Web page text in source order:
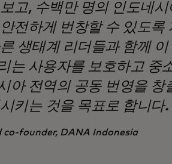
고, 수백만 명의 인도네
전하게 번창할 수 있도록
생태계 리더들과 함께 이
는 사용자를 보호하고 중
아 전역의 공동 번영을 창
키는 것을 목표로 합니다.
co-founder, DANA Indonesia